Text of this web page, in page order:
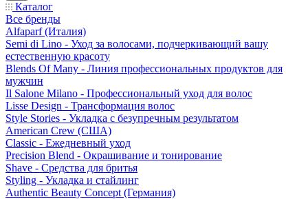
Каталог
Все бренды
Alfaparf (Италия)
Semi di Lino - Уход за волосами, подчеркивающий вашу
естественную красоту
Blends Of Many - Линия профессиональных продуктов для
мужчин
Il Salone Milano - Профессиональный уход для волос
Lisse Design - Трансформация волос
Style Stories - Укладка с безупречным результатом
American Crew (США)
Classic - Ежедневный уход
Precision Blend - Окрашивание и тонирование
Shave - Средства для бритья
Styling - Укладка и стайлинг
Authentic Beauty Concept (Германия)